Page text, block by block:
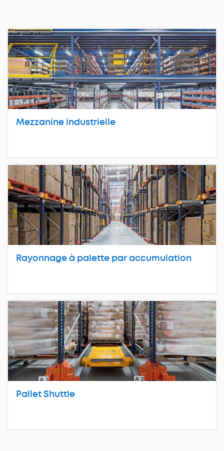
Mezzanine industrielle
Rayonnage à palette par accumulation
Pallet Shuttle